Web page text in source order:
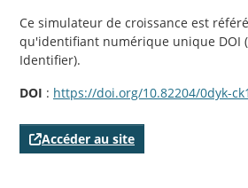
Ce simulateur de croissance est
qu'identifiant numérique unique DOI
Identifier).
DOI : https://doi.org/10.82204/0dyk-
Accéder au site